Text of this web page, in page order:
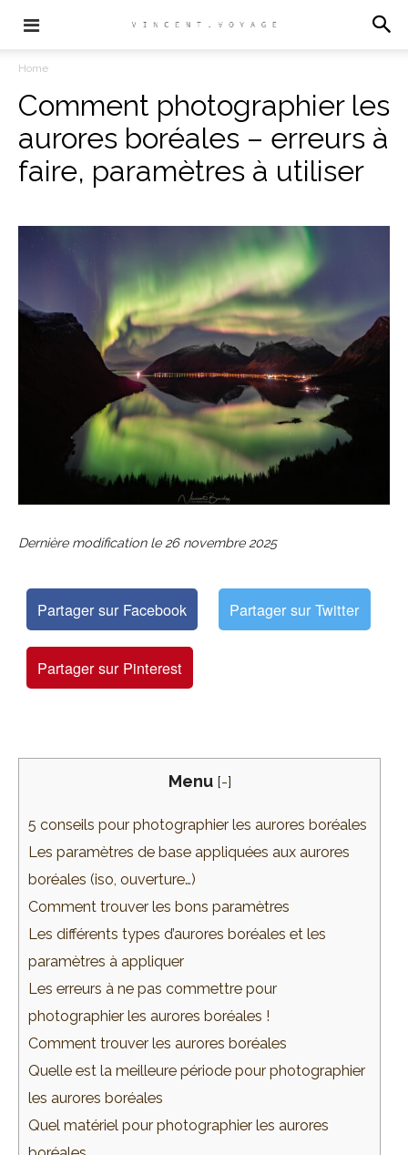
Home
Comment photographier les
aurores boréales – erreurs à
faire, paramètres à utiliser
Dernière modification le 26 novembre 2025
Partager sur Facebook Partager sur Twitter
Partager sur Pinterest
Menu [-]
5 conseils pour photographier les aurores boréales
Les paramètres de base appliquées aux aurores
boréales (iso, ouverture…)
Comment trouver les bons paramètres
Les différents types d’aurores boréales et les
paramètres à appliquer
Les erreurs à ne pas commettre pour
photographier les aurores boréales !
Comment trouver les aurores boréales
Quelle est la meilleure période pour photographier
les aurores boréales
Quel matériel pour photographier les aurores